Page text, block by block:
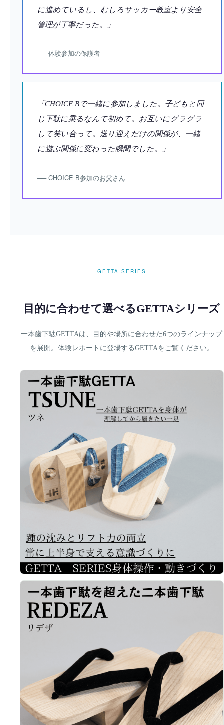
に進めているし、むしろサッカー教室より安全
管理が丁寧だった。」
── 体験参加の保護者
「CHOICE Bで一緒に参加しました。子どもと同
じ下駄に乗るなんて初めて。お互いにグラグラ
して笑い合って。送り迎えだけの関係が、一緒
に遊ぶ関係に変わった瞬間でした。」
── CHOICE B参加のお父さん
GETTA SERIES
目的に合わせて選べるGETTAシリーズ
一本歯下駄GETTAは、目的や場所に合わせた6つのラインナップ
を展開。体験レポートに登場するGETTAをご覧ください。